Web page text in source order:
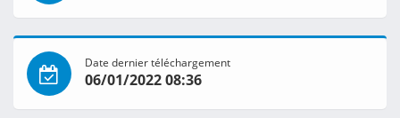
Date dernier téléchargement
06/01/2022 08:36